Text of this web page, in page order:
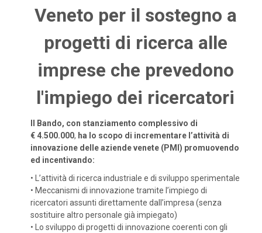
Veneto per il sostegno a
progetti di ricerca alle
imprese che prevedono
l'impiego dei ricercatori
Il Bando, con stanziamento complessivo di
€ 4.500.000, ha lo scopo di incrementare l’attività di
innovazione delle aziende venete (PMI) promuovendo
ed incentivando:
• L’attività di ricerca industriale e di sviluppo sperimentale
• Meccanismi di innovazione tramite l’impiego di
ricercatori assunti direttamente dall’impresa (senza
sostituire altro personale già impiegato)
• Lo sviluppo di progetti di innovazione coerenti con gli